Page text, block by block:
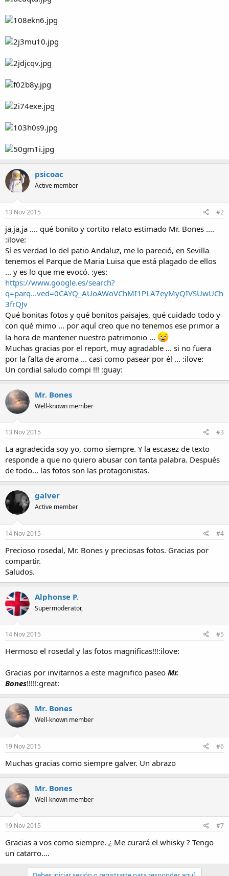
psicoac
Active member
13 Nov 2015 #2
ja,ja,ja .... qué bonito y cortito relato estimado Mr. Bones ....
:ilove:
Sí es verdad lo del patio Andaluz, me lo pareció, en Sevilla
tenemos el Parque de Maria Luisa que está plagado de ellos
... y es lo que me evocó. :yes:
https://www.google.es/search?
q=parq...ved=0CAYQ_AUoAWoVChMI1PLA7eyMyQIVSUwUCh
3frQJv
Qué bonitas fotos y qué bonitos paisajes, qué cuidado todo y
con qué mimo ... por aquí creo que no tenemos ese primor a
la hora de mantener nuestro patrimonio ...
Muchas gracias por el report, muy agradable ... si no fuera
por la falta de aroma ... casi como pasear por él ... :ilove:
Un cordial saludo compi !!! :guay:
Mr. Bones
Well-known member
13 Nov 2015 #3
La agradecida soy yo, como siempre. Y la escasez de texto
responde a que no quiero abusar con tanta palabra. Después
de todo... las fotos son las protagonistas.
galver
Active member
14 Nov 2015 #4
Precioso rosedal, Mr. Bones y preciosas fotos. Gracias por
compartir.
Saludos.
Alphonse P.
Supermoderator,
14 Nov 2015 #5
Hermoso el rosedal y las fotos magnificas!!!:ilove:
Gracias por invitarnos a este magnifico paseo Mr.
Bones!!!!!:great:
Mr. Bones
Well-known member
19 Nov 2015 #6
Muchas gracias como siempre galver. Un abrazo
Mr. Bones
Well-known member
19 Nov 2015 #7
Gracias a vos como siempre. ¿ Me curará el whisky ? Tengo
un catarro....